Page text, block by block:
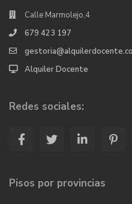
Calle Marmolejo,4
679 423 197
Alquiler Docente
Redes sociales:
Pisos por provincias